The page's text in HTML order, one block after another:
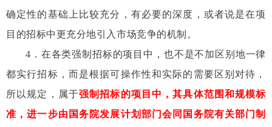
确定性的基础上比较充分，有必要的深度，或者说是在项
目的招标中更充分地引入市场竞争的机制。
4 ．在各类强制招标的项目中，也不是不加区别地一律
都实行招标，而是根据可操作性和实际的需要区别对待，
所以规定，属于强制招标的项目中，其具体范围和规模标
准，进一步由国务院发展计划部门会同国务院有关部门制